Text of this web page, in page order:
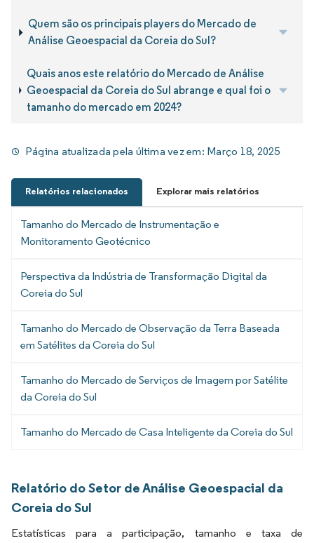
Quem são os principais players do Mercado de
Análise Geoespacial da Coreia do Sul?
Quais anos este relatório do Mercado de Análise
Geoespacial da Coreia do Sul abrange e qual foi o
tamanho do mercado em 2024?
Página atualizada pela última vez em: Março 18, 2025
Relatórios relacionados Explorar mais relatórios
Tamanho do Mercado de Instrumentação e
Monitoramento Geotécnico
Perspectiva da Indústria de Transformação Digital da
Coreia do Sul
Tamanho do Mercado de Observação da Terra Baseada
em Satélites da Coreia do Sul
Tamanho do Mercado de Serviços de Imagem por Satélite
da Coreia do Sul
Tamanho do Mercado de Casa Inteligente da Coreia do Sul
Relatório do Setor de Análise Geoespacial da
Coreia do Sul
Estatísticas para a participação, tamanho e taxa de